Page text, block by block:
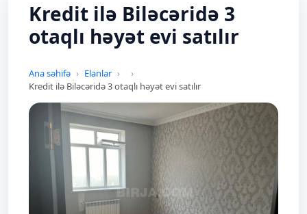
Kredit ilə Biləcəridə 3
otaqlı həyət evi satılır
Ana səhifə
Elanlar
Kredit ilə Biləcəridə 3 otaqlı həyət evi satılır